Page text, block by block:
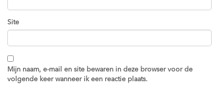
Site
Mijn naam, e-mail en site bewaren in deze browser voor de
volgende keer wanneer ik een reactie plaats.